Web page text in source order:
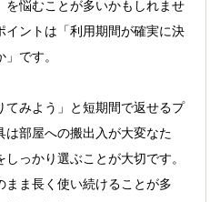
を悩むことが多いかもしれませ
イントは「利用期間が確実に決
です。
てみよう」と短期間で返せるプ
は部屋への搬出入が大変なた
っかり選ぶことが大切です。
まま長く使い続けることが多